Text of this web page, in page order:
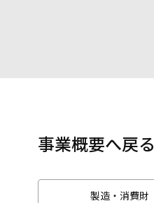
事業概要へ戻る
製造・消費財